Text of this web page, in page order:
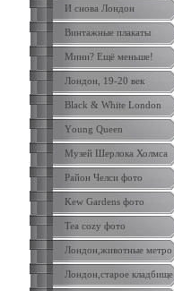
И снова Лондон
Винтажные плакаты
Мини? Ещё меньше!
Лондон, 19-20 век
Black & White London
Yоung Queen
Музей Шерлока Холмса
Район Челси фото
Kew Gardens фото
Tea cozy фото
Лондон,животные метро
Лондон,старое кладбище